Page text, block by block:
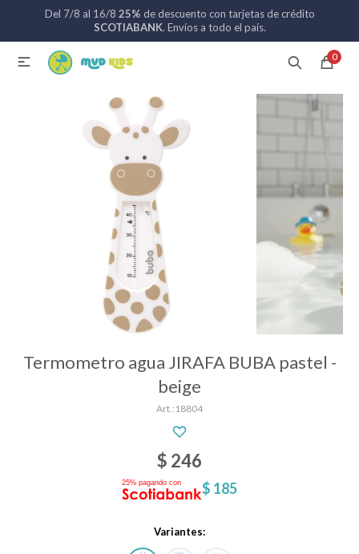
Del 7/8 al 16/8 25% de descuento con tarjetas de crédito
SCOTIABANK. Envíos a todo el país.
0

Termometro agua JIRAFA BUBA pastel -
beige
18804
$ 246
$ 185
Variantes:
MI CUENTA
Catálogo Nuevos ingresos
Coches de bebé
Alimentación
Estimulación primera infancia